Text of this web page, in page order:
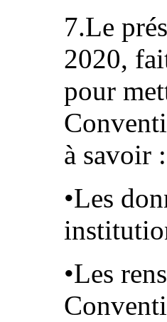
7.Le
2020,
pour
à savoir :
•Les
•Les